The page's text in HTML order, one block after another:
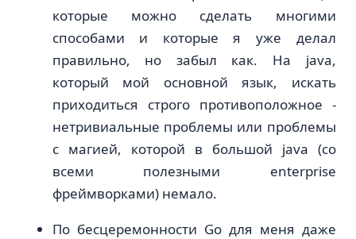
которые можно сделать многими
способами и которые я уже делал
правильно, но забыл как. На java,
который мой основной язык, искать
приходиться строго противоположное -
нетривиальные проблемы или проблемы
с магией, которой в большой java (со
всеми полезными enterprise
фреймворками) немало.
По бесцеремонности Go для меня даже